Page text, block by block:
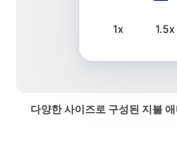
1x 1.5x
다양한 사이즈로 구성된 지불